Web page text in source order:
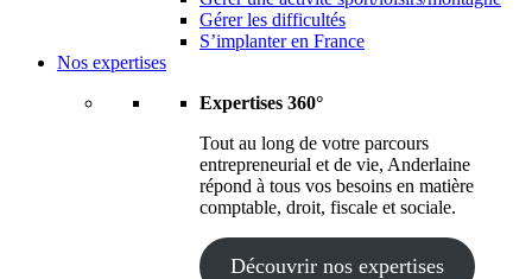
Gérer les difficultés
S’implanter en France
Nos expertises
Expertises 360°
Tout au long de votre parcours
entrepreneurial et de vie, Anderlaine
répond à tous vos besoins en matière
comptable, droit, fiscale et sociale.
Découvrir nos expertises